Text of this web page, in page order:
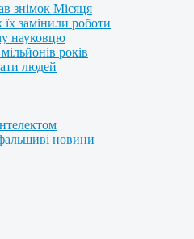
знімок Місяця
замінили роботи
науковцю
років
людей
новини